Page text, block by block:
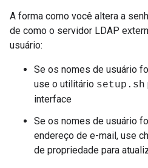
A forma como você altera a
de como o servidor LDAP
usuário:
Se os nomes de usuário
use o utilitário setup.sh
interface
Se os nomes de usuário
endereço de e-mail, use
de propriedade para